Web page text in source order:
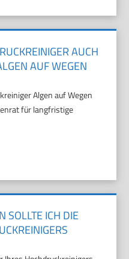
AUCH
AUF WEGEN
Algen auf Wegen
für langfristige
SOLLTE ICH DIE